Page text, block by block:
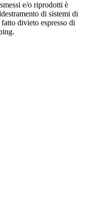
e/o riprodotti è
di sistemi di
divieto espresso di